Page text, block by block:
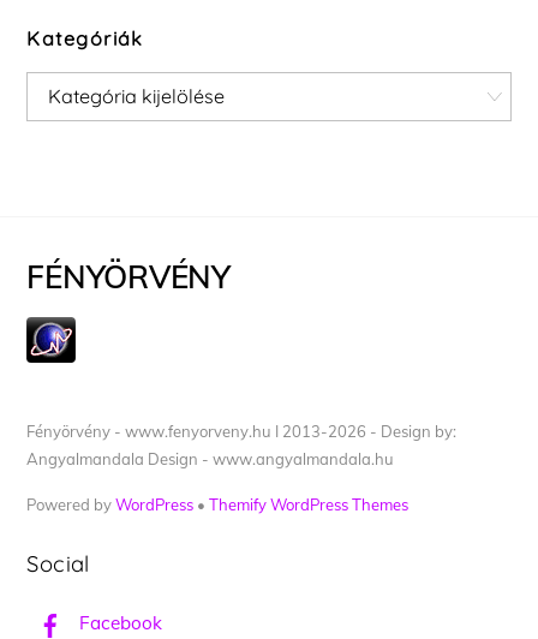
Kategóriák
Kategóriák
FÉNYÖRVÉNY
Fényörvény - www.fenyorveny.hu I 2013-2026 - Design by:
Angyalmandala Design - www.angyalmandala.hu
Powered byWordPress •Themify WordPress Themes
Social
Facebook